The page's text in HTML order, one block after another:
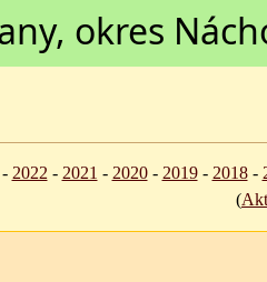
okres
2022- 2021 - 2020- 2019- 2018-
(